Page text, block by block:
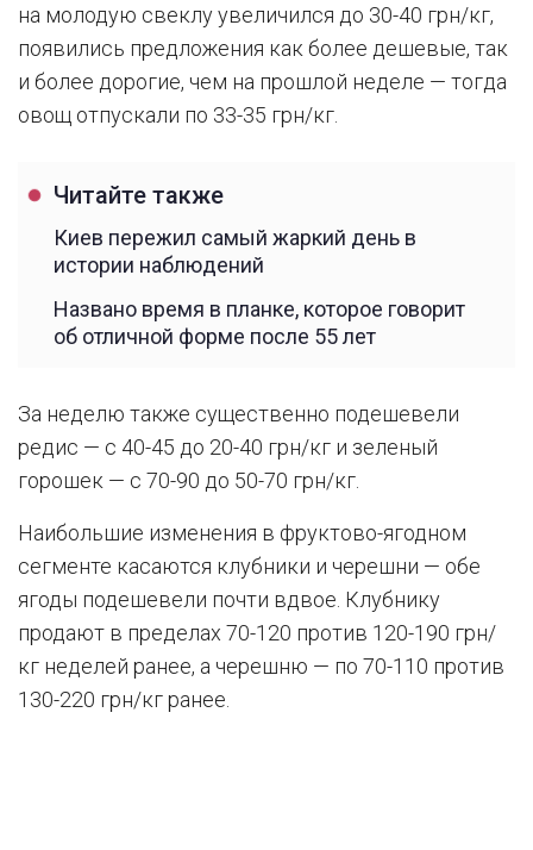
на молодую свеклу увеличился до 30-40 грн/кг,
появились предложения как более дешевые, так
и более дорогие, чем на прошлой неделе — тогда
овощ отпускали по 33-35 грн/кг.
Читайте также
Киев пережил самый жаркий день в
истории наблюдений
Названо время в планке, которое говорит
об отличной форме после 55 лет
За неделю также существенно подешевели
редис — с 40-45 до 20-40 грн/кг и зеленый
горошек — с 70-90 до 50-70 грн/кг.
Наибольшие изменения в фруктово-ягодном
сегменте касаются клубники и черешни — обе
ягоды подешевели почти вдвое. Клубнику
продают в пределах 70-120 против 120-190 грн/
кг неделей ранее, а черешню — по 70-110 против
130-220 грн/кг ранее.